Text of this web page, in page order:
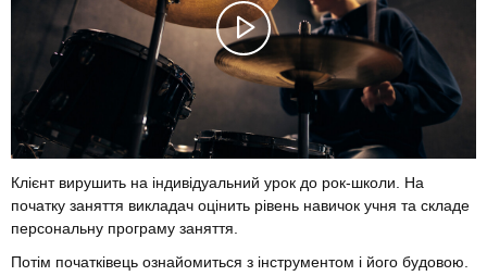
Клієнт вирушить на індивідуальний урок до рок-школи. На
початку заняття викладач оцінить рівень навичок учня та складе
персональну програму заняття.
Потім початківець ознайомиться з інструментом і його будовою.